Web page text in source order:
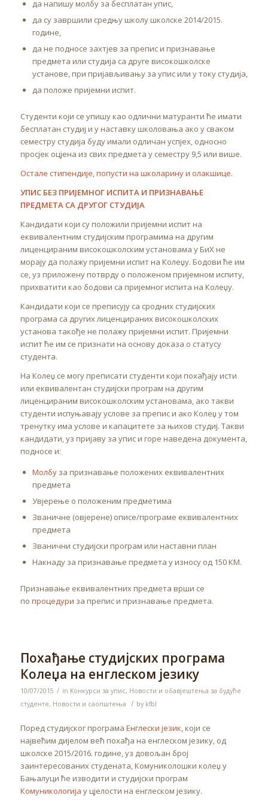
да напишу молбу за бесплатан упис,
да су завршили средњу школу школске 2014/2015.
године,
да не подносе захтјев за препис и признавање
предмета или студија са друге високошколске
установе, при пријављивању за упис или у току студија,
да положе пријемни испит.
Студенти који се упишу као одлични матуранти ће имати
бесплатан студиј и у наставку школовања ако у сваком
семестру студија буду имали одличан успјех, односно
просјек оцјена из свих предмета у семестру 9,5 или више.
Остале стипендије, попусти на школарину и олакшице.
УПИС БЕЗ ПРИЈЕМНОГ ИСПИТА И ПРИЗНАВАЊЕ
ПРЕДМЕТА СА ДРУГОГ СТУДИЈА
Кандидати који су положили пријемни испит на
еквивалентним студијским програмима на другим
лиценцираним високошколским установама у БиХ не
морају да полажу пријемни испит на Колеџу. Бодови ће им
се, уз приложену потврду о положеном пријемном испиту,
прихватити као бодови са пријемног испита на Колеџу.
Кандидати који се преписују са сродних студијских
програма са других лиценцираних високошколских
установа такође не полажу пријемни испит. Пријемни
испит ће им се признати на основу доказа о статусу
студента.
На Колеџ се могу преписати студенти који похађају исти
или еквивалентан студијски програм на другим
лиценцираним високошколским установама, ако такви
студенти испуњавају услове за препис и ако Колеџ у том
тренутку има услове и капацитете за њихов студиј. Такви
кандидати, уз пријаву за упис и горе наведена документа,
подносе и:
Молбуза признавање положених еквивалентних
предмета
Увјерење о положеним предметима
Званичне (овјерене) описе/програме еквивалентних
предмета
Званични студијски програм или наставни план
Накнаду за признавање предмета у износу од 150 КМ.
Признавање еквивалентних предмета врши се
по процедури за препис и признавање предмета.
Похађање студијских програма
Колеџа на енглеском језику
10/07/2015 / in Конкурси за упис, Новости и обавјештења за будуће
студенте, Новости и саопштења / by kfbl
Поред студијског програма Енглески језик, који се
највећим дијелом већ похађа на енглеском језику, од
школске 2015/2016. године, уз довољан број
заинтересованих студената, Комуниколошки колеџ у
Бањалуци ће изводити и студијски програм
Комуникологија у цјелости на енглеском језику.